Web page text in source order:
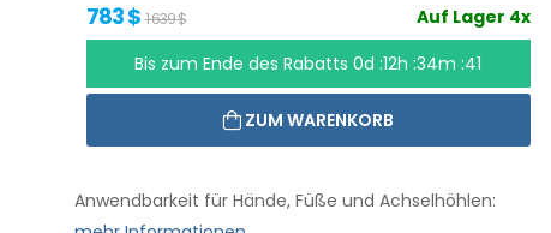
Auf Lager 4x
783 $1 639 $
Bis zum Ende des Rabatts 0d :12h :34m :40
ZUM WARENKORB
Anwendbarkeit für Hände, Füße und Achselhöhlen: